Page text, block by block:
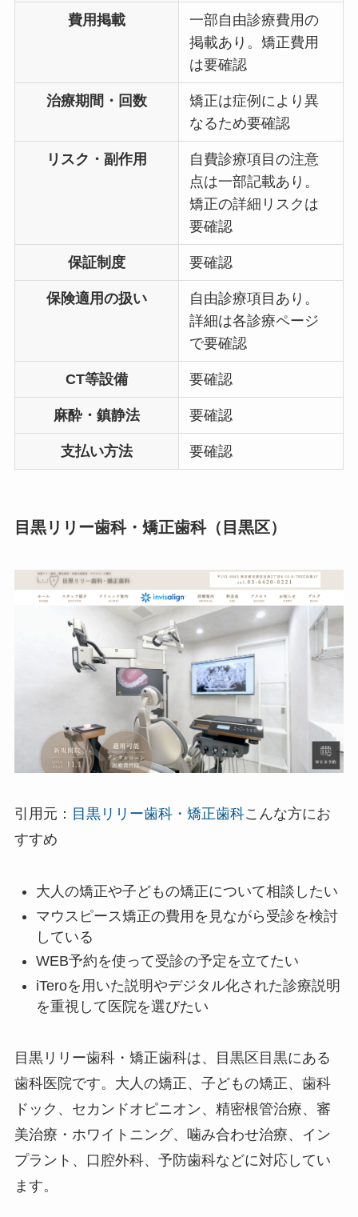
費用掲載
一部自由診療費用の
掲載あり。矯正費用
は要確認
治療期間・回数
矯正は症例により異
なるため要確認
リスク・副作用
自費診療項目の注意
点は一部記載あり。
矯正の詳細リスクは
要確認
保証制度 要確認
保険適用の扱い
自由診療項目あり。
詳細は各診療ページ
で要確認
CT等設備 要確認
麻酔・鎮静法 要確認
支払い方法 要確認
目黒リリー歯科・矯正歯科（目黒区）
引用元： 目黒リリー歯科・矯正歯科こんな方にお
すすめ
大人の矯正や子どもの矯正について相談したい
マウスピース矯正の費用を見ながら受診を検討
している
WEB予約を使って受診の予定を立てたい
iTeroを用いた説明やデジタル化された診療説明
を重視して医院を選びたい
目黒リリー歯科・矯正歯科は、目黒区目黒にある
歯科医院です。大人の矯正、子どもの矯正、歯科
ドック、セカンドオピニオン、精密根管治療、審
美治療・ホワイトニング、噛み合わせ治療、イン
プラント、口腔外科、予防歯科などに対応してい
ます。